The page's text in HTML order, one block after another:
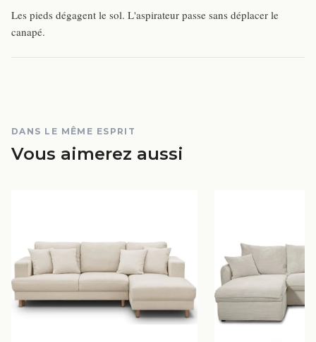
Les pieds dégagent le sol. L'aspirateur passe sans déplacer le
canapé.
DANS LE MÊME ESPRIT
Vous aimerez aussi